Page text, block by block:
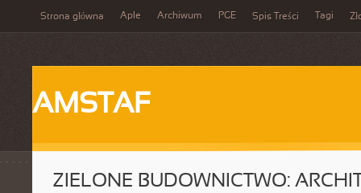
Strona główna Aple Archiwum PGE Spis Treści Tagi
AMSTAF
ZIELONE BUDOWNICTWO: